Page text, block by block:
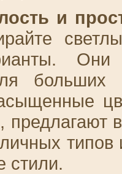
и
Они
больших
, предлагают
стили.